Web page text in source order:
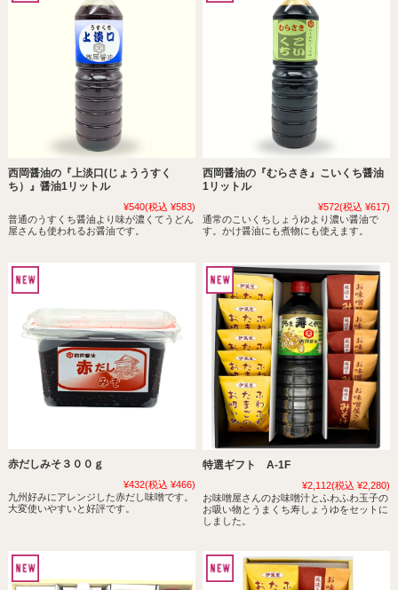
西岡醤油の『上淡口(じょううすく
ち）』醤油1リットル
¥540(税込 ¥583)
普通のうすくち醤油より味が濃くてうどん
屋さんも使われるお醤油です。
西岡醤油の『むらさき』こいくち醤油
1リットル
¥572(税込 ¥617)
通常のこいくちしょうゆより濃い醤油で
す。かけ醤油にも煮物にも使えます。
赤だしみそ３００ｇ
¥432(税込 ¥466)
九州好みにアレンジした赤だし味噌です。
大変使いやすいと好評です。
特選ギフト A-1F
¥2,112(税込 ¥2,280)
お味噌屋さんのお味噌汁とふわふわ玉子の
お吸い物とうまくち寿しょうゆをセットに
しました。